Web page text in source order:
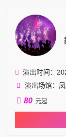
演出时间：
演出场馆：
80 元起